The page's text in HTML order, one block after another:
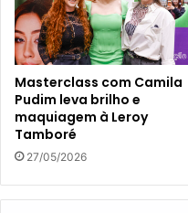
Masterclass com Camila
Pudim leva brilho e
maquiagem à Leroy
Tamboré
27/05/2026